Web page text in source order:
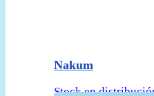
Nakum
Stock en